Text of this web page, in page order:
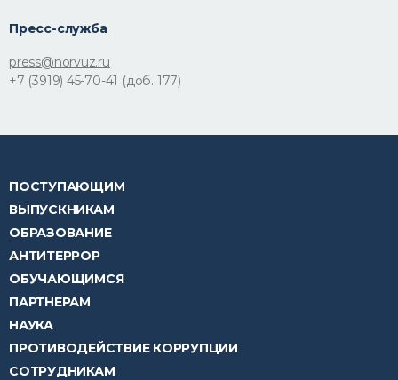
Пресс-служба
press@norvuz.ru
+7 (3919) 45-70-41 (доб. 177)
ПОСТУПАЮЩИМ
ВЫПУСКНИКАМ
ОБРАЗОВАНИЕ
АНТИТЕРРОР
ОБУЧАЮЩИМСЯ
ПАРТНЕРАМ
НАУКА
ПРОТИВОДЕЙСТВИЕ КОРРУПЦИИ
СОТРУДНИКАМ